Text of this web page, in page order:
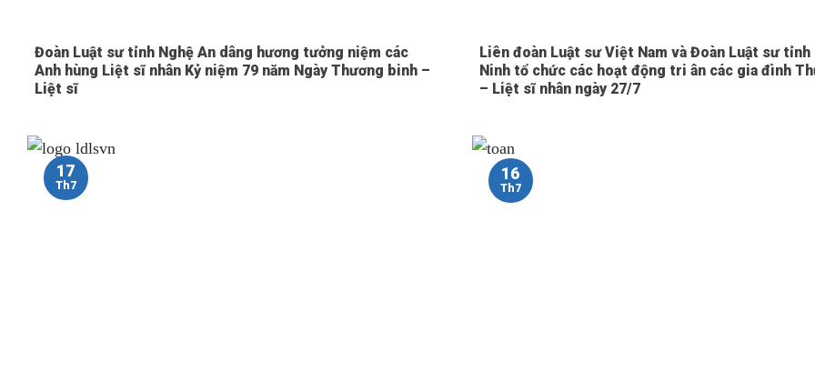
Đoàn Luật sư tỉnh Nghệ An dâng hương tưởng niệm các
Anh hùng Liệt sĩ nhân Kỷ niệm 79 năm Ngày Thương binh –
Liệt sĩ
Liên đoàn Luật sư Việt Nam và Đoàn Luật sư tỉnh
Ninh tổ chức các hoạt động tri ân các gia đình
– Liệt sĩ nhân ngày 27/7
17
Th7
16
Th7